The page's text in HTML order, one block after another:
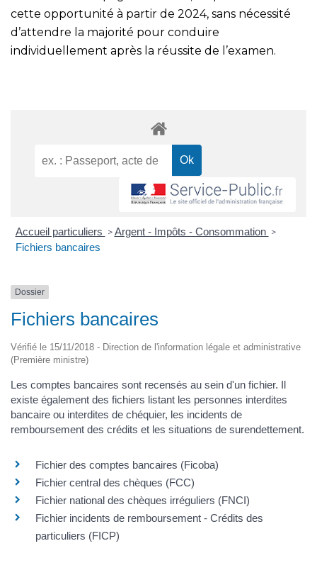
cette opportunité à partir de 2024, sans nécessité
d’attendre la majorité pour conduire
individuellement après la réussite de l’examen.
Accueil particuliers > Argent - Impôts - Consommation >
Fichiers bancaires
Dossier
Fichiers bancaires
Vérifié le 15/11/2018 - Direction de l'information légale et administrative
(Première ministre)
Les comptes bancaires sont recensés au sein d'un fichier. Il
existe également des fichiers listant les personnes interdites
bancaire ou interdites de chéquier, les incidents de
remboursement des crédits et les situations de surendettement.
Fichier des comptes bancaires (Ficoba)
Fichier central des chèques (FCC)
Fichier national des chèques irréguliers (FNCI)
Fichier incidents de remboursement - Crédits des
particuliers (FICP)